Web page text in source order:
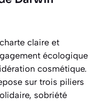
claire et
écologique
cosmétique.
sur trois piliers
sobriété